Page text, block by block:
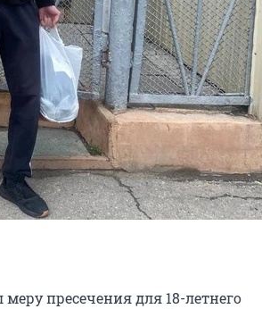
пресечения для 18-летнего